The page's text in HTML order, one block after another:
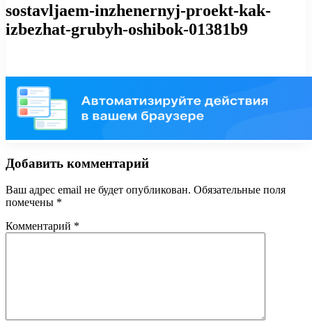
sostavljaem-inzhenernyj-proekt-kak-
izbezhat-grubyh-oshibok-01381b9
Добавить комментарий
Ваш адрес email не будет опубликован. Обязательные поля
помечены *
Комментарий *